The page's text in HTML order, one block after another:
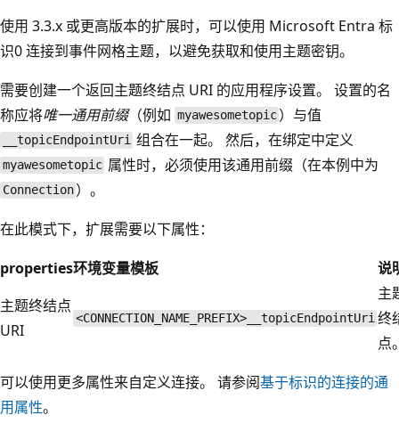
使用 3.3.x 或更高版本的扩展时，可以使用 Microsoft Entra 标
识0 连接到事件网格主题，以避免获取和使用主题密钥。
需要创建一个返回主题终结点 URI 的应用程序设置。 设置的名
称应将唯一通用前缀（例如 myawesometopic ）与值
__topicEndpointUri 组合在一起。 然后，在绑定中定义
myawesometopic 属性时，必须使用该通用前缀（在本例中为
Connection ）。
在此模式下，扩展需要以下属性：
properties环境变量模板
说
主题终结点
URI
<CONNECTION_NAME_PREFIX>__topicEndpointUri
主
终
点
可以使用更多属性来自定义连接。 请参阅基于标识的连接的通
用属性。